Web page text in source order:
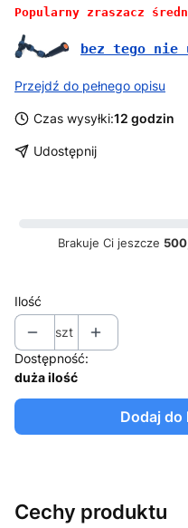
Popularny zraszacz
bez tego nie
Przejdź do pełnego opisu
Czas wysyłki:12 godzin
Udostępnij
Brakuje Ci jeszcze
Ilość
szt
Dostępność:
duża ilość
Dodaj do
Cechy produktu